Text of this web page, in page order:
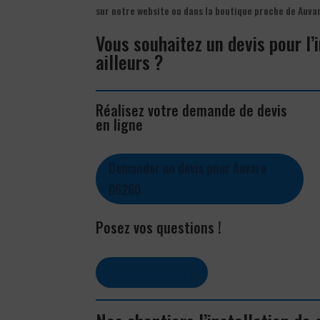
sur notre website ou dans la boutique proche de
Vous souhaitez un devis pour
ailleurs ?
Réalisez votre demande de devis
en ligne
Posez vos questions !